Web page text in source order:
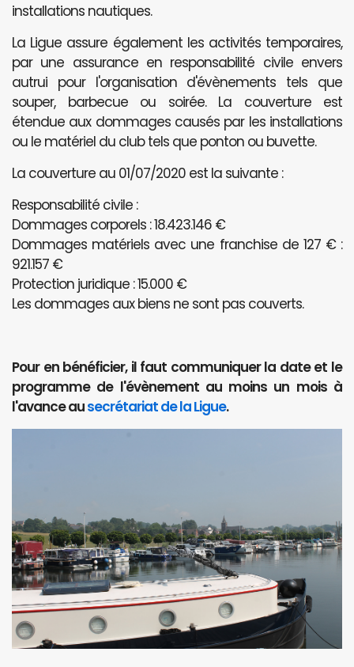
installations nautiques.
La Ligue assure également les activités temporaires,
par une assurance en responsabilité civile envers
autrui pour l'organisation d'évènements tels que
souper, barbecue ou soirée. La couverture est
étendue aux dommages causés par les installations
ou le matériel du club tels que ponton ou buvette.
La couverture au 01/07/2020 est la suivante :
Responsabilité civile :
Dommages corporels : 18.423.146 €
Dommages matériels avec une franchise de 127 € :
921.157 €
Protection juridique : 15.000 €
Les dommages aux biens ne sont pas couverts.
Pour en bénéficier, il faut communiquer la date et le
programme de l'évènement au moins un mois à
l'avance ausecrétariat de la Ligue.